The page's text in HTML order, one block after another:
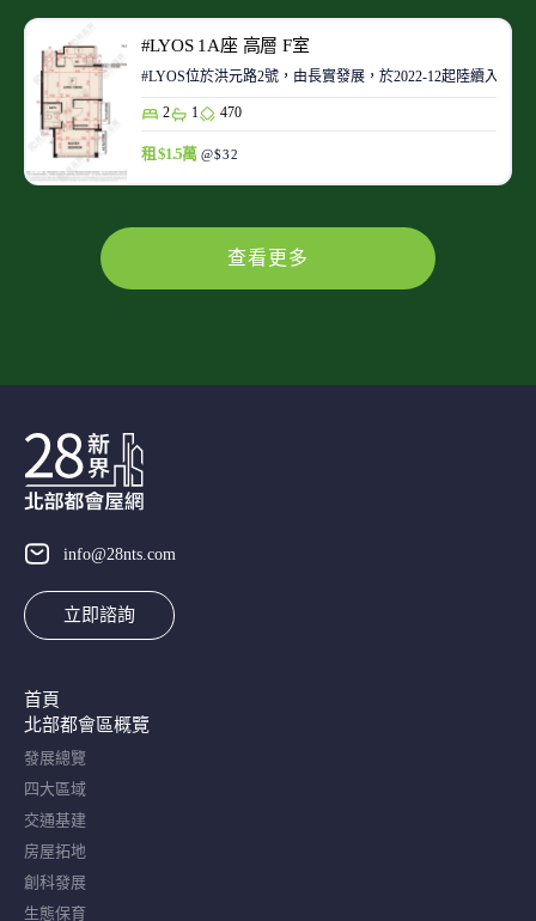
#LYOS 1A座 高層 F室
#LYOS位於洪元路2號，由長實發展，於2022-12起陸續入伙
2 1 470
租 $1.5萬 @$32
查看更多
info@28nts.com
立即諮詢
首頁
北部都會區概覽​
發展總覽
四大區域
交通基建
房屋拓地
創科發展
生態保育